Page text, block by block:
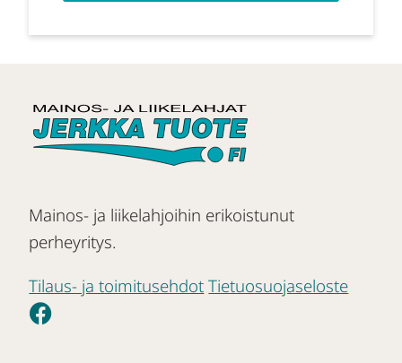
Mainos- ja liikelahjoihin erikoistunut
perheyritys.
Tilaus- ja toimitusehdot Tietuosuojaseloste